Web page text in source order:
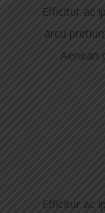
Efficitur ac
arcu
Aenean
Efficitur ac